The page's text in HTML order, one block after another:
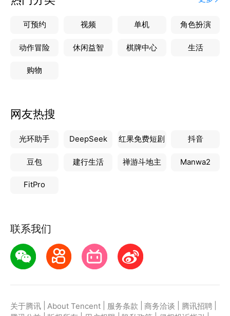
可预约 视频 单机 角色扮演
动作冒险 休闲益智 棋牌中心 生活
购物
网友热搜
光环助手 DeepSeek 红果免费短剧 抖音
豆包 建行生活 禅游斗地主 Manwa2
FitPro
联系我们
关于腾讯 About Tencent 服务条款 商务洽谈 腾讯招聘